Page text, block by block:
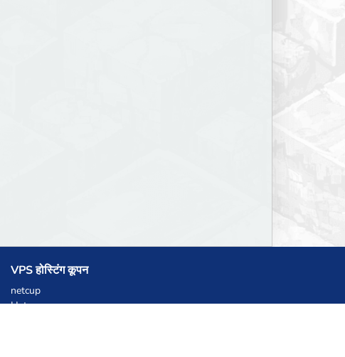
VPS होस्टिंग कूपन
netcup
Hetzner